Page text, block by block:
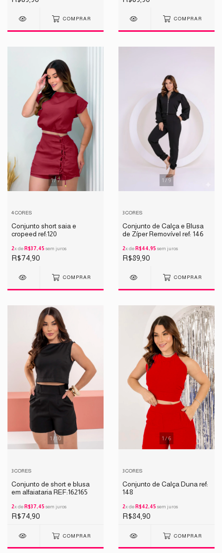
COMPRAR COMPRAR
1/7
4 CORES
Conjunto short saia e
cropeed ref:120
2x de R$37,45 sem juros
R$74,90
COMPRAR
1 /9
3 CORES
Conjunto de Calça e Blusa
de Zíper Removível ref: 146
2x de R$44,95 sem juros
R$89,90
COMPRAR
1 /10
3 CORES
Conjunto de short e blusa
em alfaiataria REF:162165
2x de R$37,45 sem juros
R$74,90
COMPRAR
1 /6
3 CORES
Conjunto de Calça Duna ref:
148
2x de R$42,45 sem juros
R$84,90
COMPRAR